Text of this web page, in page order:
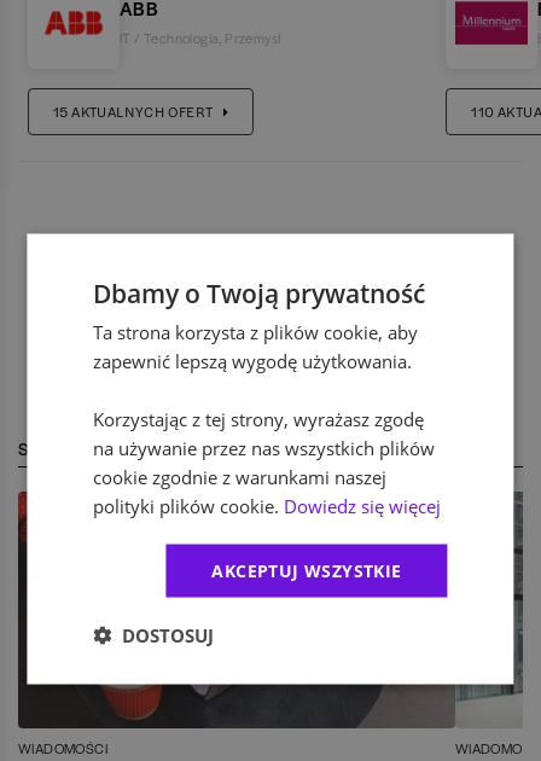
ABB
IT / Technologia Przemysł
15AKTUALNYCH OFERT 110
STREFA EKSPERTA
WIADOMOŚCI
Dbamy o Twoją prywatność
Ta strona korzysta z plików cookie, aby
zapewnić lepszą wygodę użytkowania.
Korzystając z tej strony, wyrażasz zgodę
na używanie przez nas wszystkich plików
cookie zgodnie z warunkami naszej
polityki plików cookie. Dowiedz się więcej
AKCEPTUJ WSZYSTKIE
DOSTOSUJ